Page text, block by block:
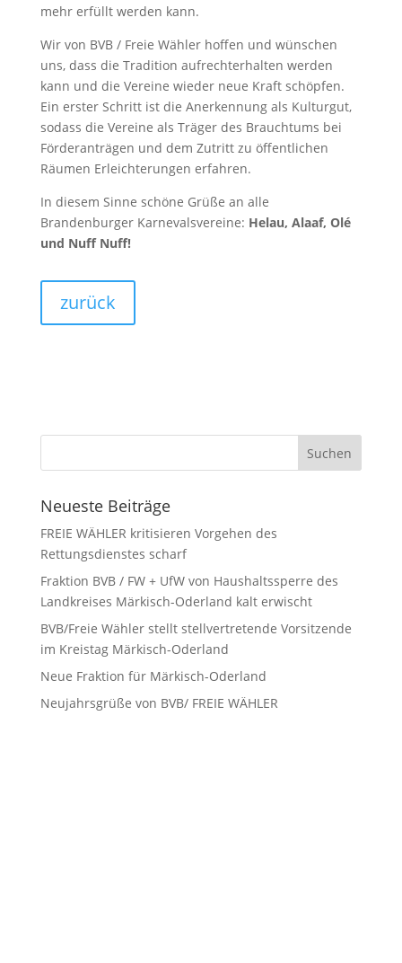
mehr erfüllt werden kann.
Wir von BVB / Freie Wähler hoffen und wünschen
uns, dass die Tradition aufrechterhalten werden
kann und die Vereine wieder neue Kraft schöpfen.
Ein erster Schritt ist die Anerkennung als Kulturgut,
sodass die Vereine als Träger des Brauchtums bei
Förderanträgen und dem Zutritt zu öffentlichen
Räumen Erleichterungen erfahren.
In diesem Sinne schöne Grüße an alle
Brandenburger Karnevalsvereine: Helau, Alaaf, Olé
und Nuff Nuff!
zurück
Neueste Beiträge
FREIE WÄHLER kritisieren Vorgehen des
Rettungsdienstes scharf
Fraktion BVB / FW + UfW von Haushaltssperre des
Landkreises Märkisch-Oderland kalt erwischt
BVB/Freie Wähler stellt stellvertretende Vorsitzende
im Kreistag Märkisch-Oderland
Neue Fraktion für Märkisch-Oderland
Neujahrsgrüße von BVB/ FREIE WÄHLER